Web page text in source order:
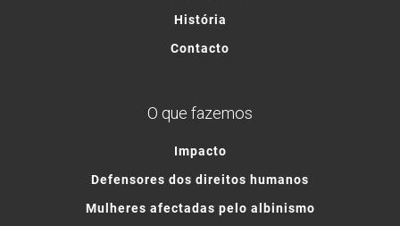
História
Contacto
O que fazemos
Impacto
Defensores dos direitos humanos
Mulheres afectadas pelo albinismo